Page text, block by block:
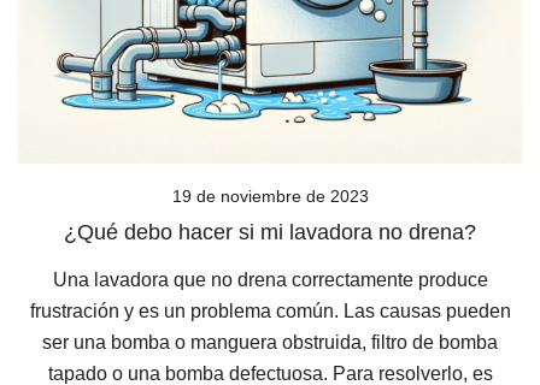
19 de noviembre de 2023
¿Qué debo hacer si mi lavadora no drena?
Una lavadora que no drena correctamente produce
frustración y es un problema común. Las causas pueden
ser una bomba o manguera obstruida, filtro de bomba
tapado o una bomba defectuosa. Para resolverlo, es